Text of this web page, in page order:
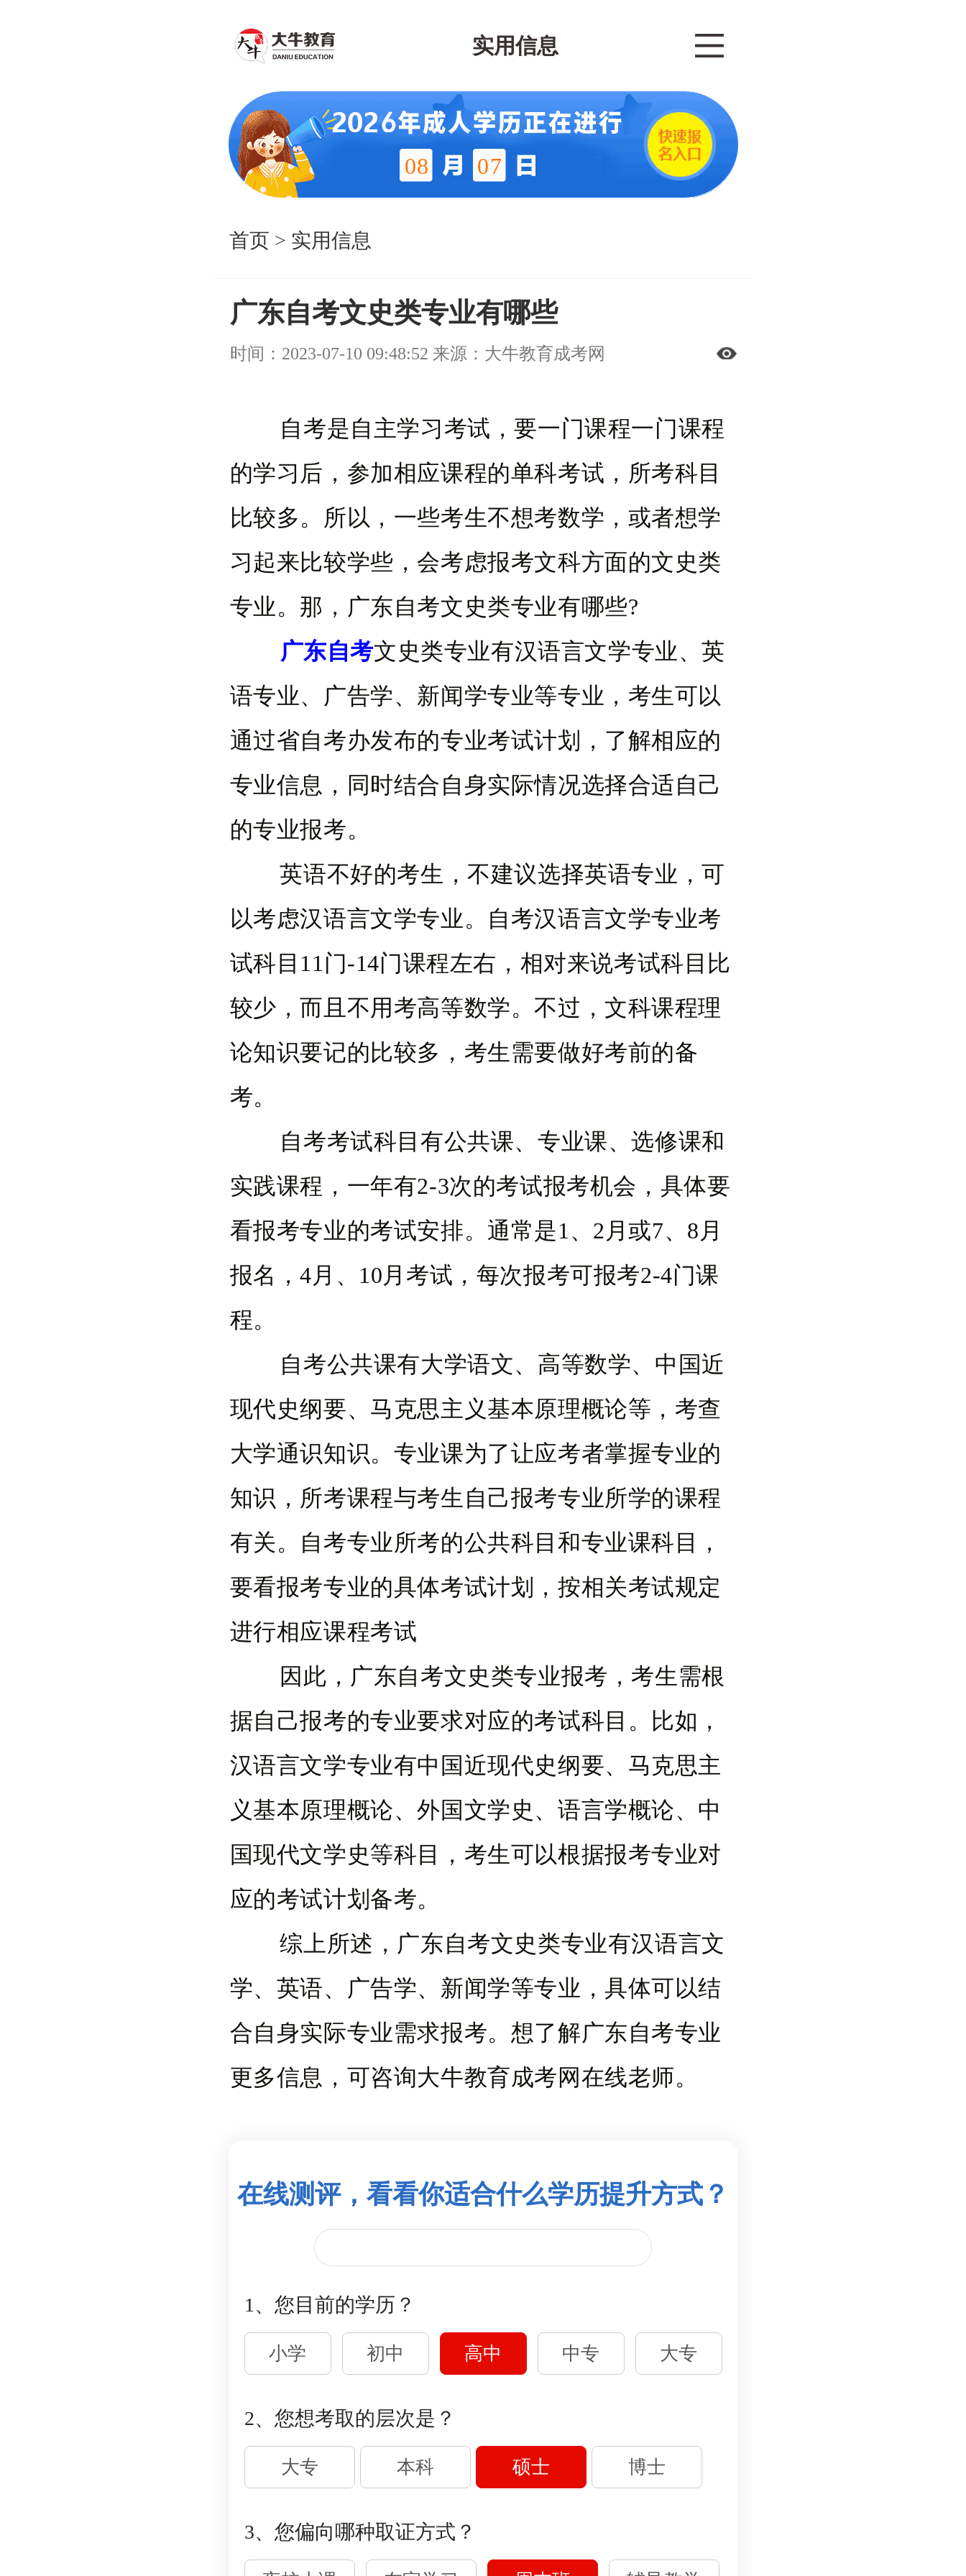
实用信息
08 07
首页 > 实用信息
广东自考文史类专业有哪些
时间：2023-07-10 09:48:52 来源：大牛教育成考网
自考是自主学习考试，要一门课程一门课程
的学习后，参加相应课程的单科考试，所考科目
比较多。所以，一些考生不想考数学，或者想学
习起来比较学些，会考虑报考文科方面的文史类
专业。那，广东自考文史类专业有哪些?
广东自考文史类专业有汉语言文学专业、英
语专业、广告学、新闻学专业等专业，考生可以
通过省自考办发布的专业考试计划，了解相应的
专业信息，同时结合自身实际情况选择合适自己
的专业报考。
英语不好的考生，不建议选择英语专业，可
以考虑汉语言文学专业。自考汉语言文学专业考
试科目11门-14门课程左右，相对来说考试科目比
较少，而且不用考高等数学。不过，文科课程理
论知识要记的比较多，考生需要做好考前的备
考。
自考考试科目有公共课、专业课、选修课和
实践课程，一年有2-3次的考试报考机会，具体要
看报考专业的考试安排。通常是1、2月或7、8月
报名，4月、10月考试，每次报考可报考2-4门课
程。
自考公共课有大学语文、高等数学、中国近
现代史纲要、马克思主义基本原理概论等，考查
大学通识知识。专业课为了让应考者掌握专业的
知识，所考课程与考生自己报考专业所学的课程
有关。自考专业所考的公共科目和专业课科目，
要看报考专业的具体考试计划，按相关考试规定
进行相应课程考试
因此，广东自考文史类专业报考，考生需根
据自己报考的专业要求对应的考试科目。比如，
汉语言文学专业有中国近现代史纲要、马克思主
义基本原理概论、外国文学史、语言学概论、中
国现代文学史等科目，考生可以根据报考专业对
应的考试计划备考。
综上所述，广东自考文史类专业有汉语言文
学、英语、广告学、新闻学等专业，具体可以结
合自身实际专业需求报考。想了解广东自考专业
更多信息，可咨询大牛教育成考网在线老师。
在线测评，看看你适合什么学历提升方式？
1、您目前的学历？
小学 初中 高中 中专 大专
2、您想考取的层次是？
大专 本科 硕士 博士
3、您偏向哪种取证方式？